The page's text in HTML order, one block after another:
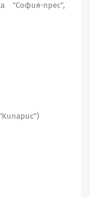
"София-прес",